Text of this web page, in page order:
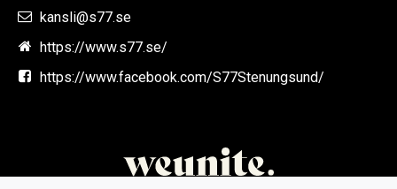
kansli@s77.se
https://www.s77.se/
https://www.facebook.com/S77Stenungsund/